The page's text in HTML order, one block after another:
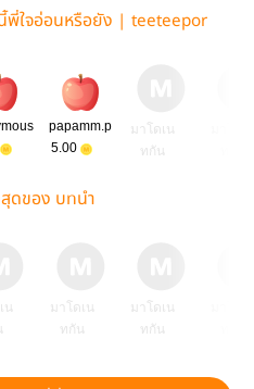
พี่ใจอ่อนหรือยัง | teeteepor
papamm.p
5.00
มาโดเน
ทกัน
ดของ บทนำ
น
มาโดเน
ทกัน
มาโดเน
ทกัน